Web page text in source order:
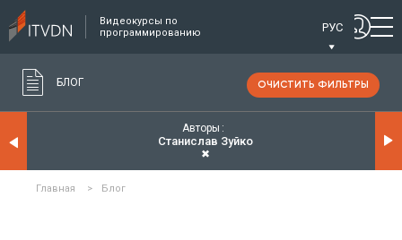
Видеокурсы по
программированию
РУС
БЛОГ ОЧИСТИТЬ ФИЛЬТРЫ
Авторы
Станислав Зуйко
✖
Главная > Блог